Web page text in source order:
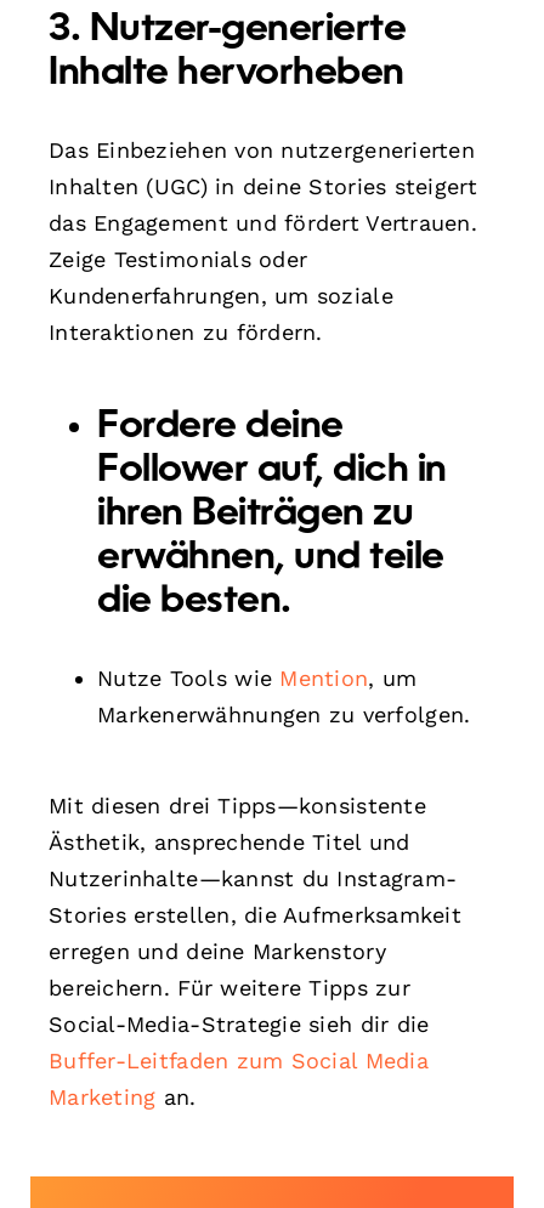
3. Nutzer-generierte
Inhalte hervorheben
Das Einbeziehen von nutzergenerierten
Inhalten (UGC) in deine Stories steigert
das Engagement und fördert Vertrauen.
Zeige Testimonials oder
Kundenerfahrungen, um soziale
Interaktionen zu fördern.
Fordere deine
Follower auf, dich in
ihren Beiträgen zu
erwähnen, und teile
die besten.
Nutze Tools wie Mention, um
Markenerwähnungen zu verfolgen.
Mit diesen drei Tipps—konsistente
Ästhetik, ansprechende Titel und
Nutzerinhalte—kannst du Instagram-
Stories erstellen, die Aufmerksamkeit
erregen und deine Markenstory
bereichern. Für weitere Tipps zur
Social-Media-Strategie sieh dir die
Buffer-Leitfaden zum Social Media
Marketing an.